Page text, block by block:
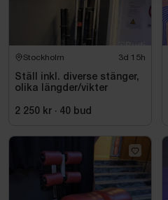
Stockholm 3d 15h
Ställ inkl. diverse stänger,
olika längder/vikter
2 250 kr · 40 bud